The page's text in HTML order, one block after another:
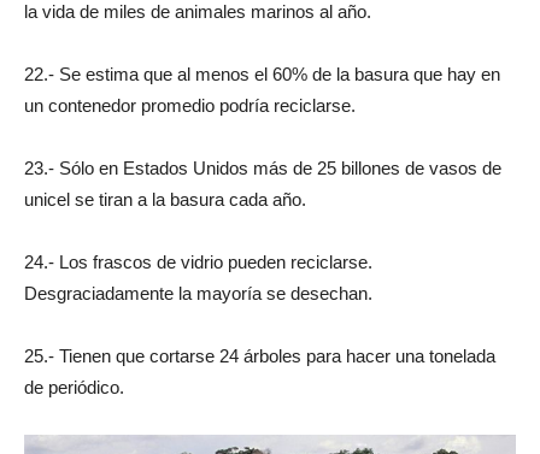
la vida de miles de animales marinos al año.
22.- Se estima que al menos el 60% de la basura que hay en
un contenedor promedio podría reciclarse.
23.- Sólo en Estados Unidos más de 25 billones de vasos de
unicel se tiran a la basura cada año.
24.- Los frascos de vidrio pueden reciclarse.
Desgraciadamente la mayoría se desechan.
25.- Tienen que cortarse 24 árboles para hacer una tonelada
de periódico.